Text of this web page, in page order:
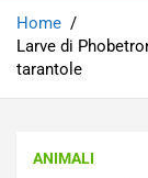
Home
Larve di
tarantole
ANIMALI